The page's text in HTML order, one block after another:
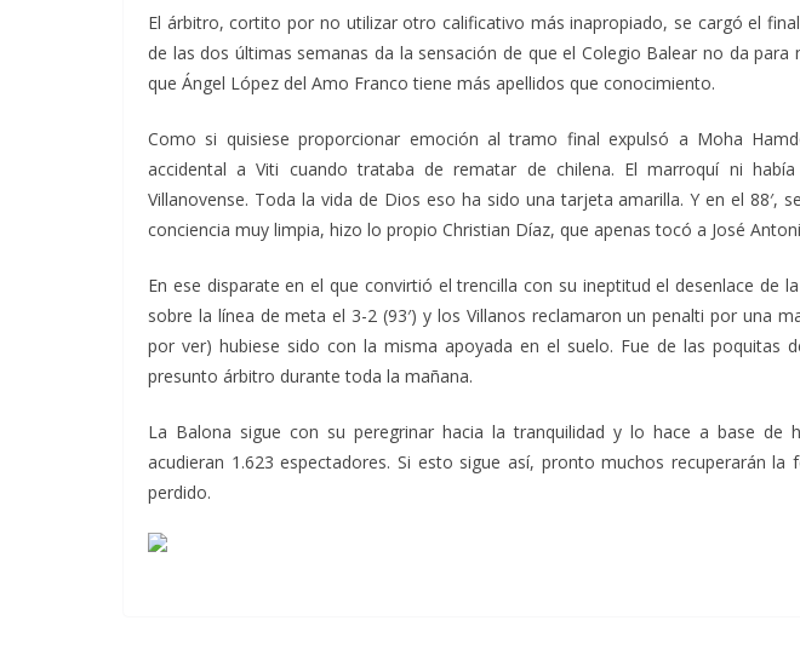
El árbitro, cortito por no utilizar otro calificativo más inapropiado, se cargó el
de las dos últimas semanas da la sensación de que el Colegio Balear no da para
que Ángel López del Amo Franco tiene más apellidos que conocimiento.
Como si quisiese proporcionar emoción al tramo final expulsó a Moha
accidental a Viti cuando trataba de rematar de chilena. El marroquí ni
Villanovense. Toda la vida de Dios eso ha sido una tarjeta amarilla. Y en el 88′,
conciencia muy limpia, hizo lo propio Christian Díaz, que apenas tocó a José
En ese disparate en el que convirtió el trencilla con su ineptitud el desenlace de
sobre la línea de meta el 3-2 (93′) y los Villanos reclamaron un penalti por una
por ver) hubiese sido con la misma apoyada en el suelo. Fue de las poquitas
presunto árbitro durante toda la mañana.
La Balona sigue con su peregrinar hacia la tranquilidad y lo hace a base de
acudieran 1.623 espectadores. Si esto sigue así, pronto muchos recuperarán la
perdido.